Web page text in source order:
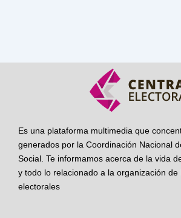
Es una plataforma multimedia que
generados por la Coordinación Nacional
Social. Te informamos acerca de la vida
y todo lo relacionado a la organización de
electorales